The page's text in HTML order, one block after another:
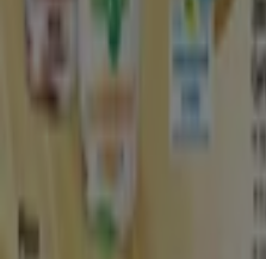
Ukázat více